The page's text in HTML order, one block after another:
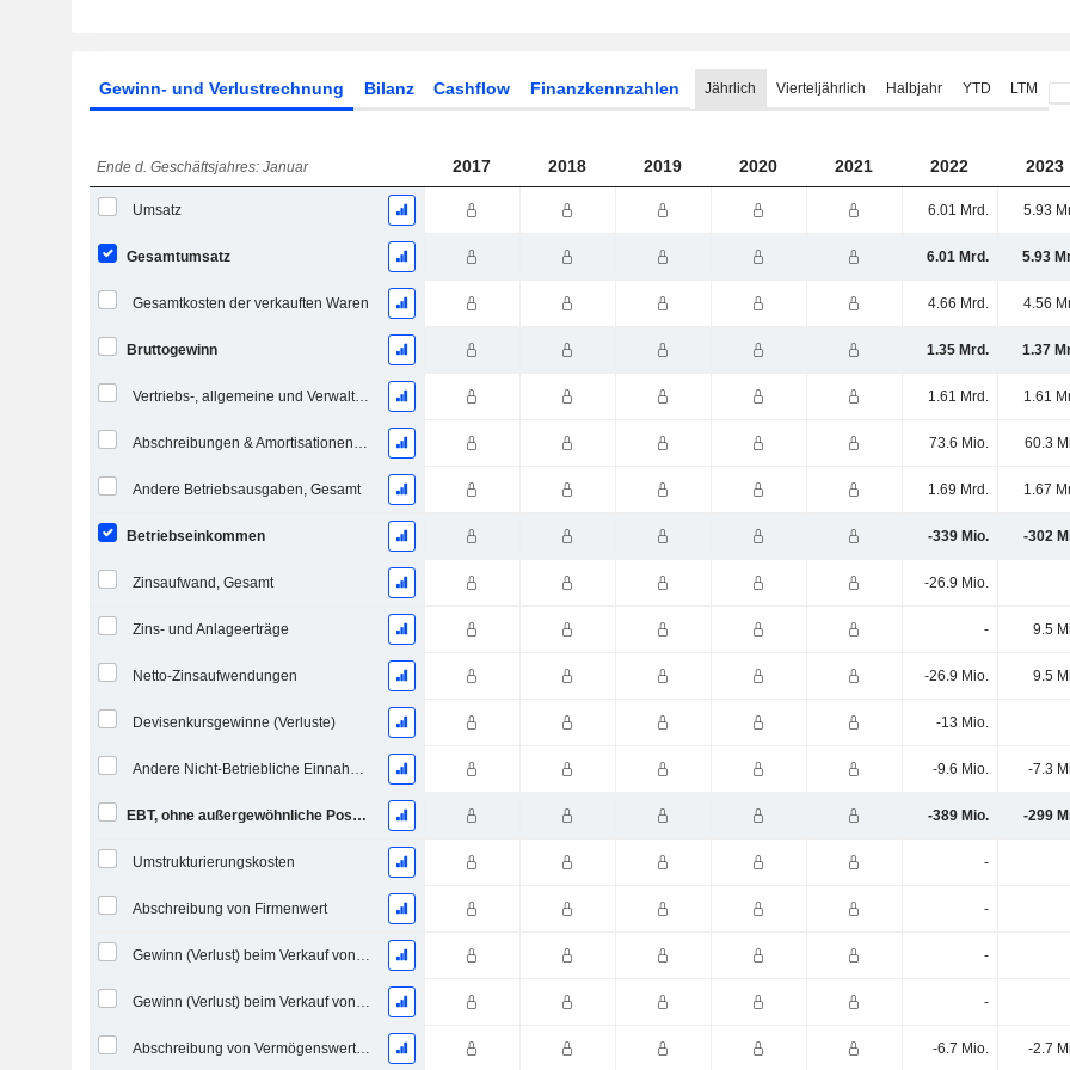
Gewinn- und Verlustrechnung Bilanz Cashflow Finanzkennzahlen Jährlich Vierteljährlich Halbjahr YTD LTM
Ende d. Geschäftsjahres: Januar 2017 2018 2019 2020 2021 2022 2023
Umsatz 6.01 Mrd. 5.93
Gesamtumsatz 6.01 Mrd. 5.93
Gesamtkosten der verkauften Waren 4.66 Mrd. 4.56
Bruttogewinn 1.35 Mrd. 1.37
Vertriebs-, allgemeine und Verwaltungskosten, Gesamt 1.61 Mrd. 1.61
Abschreibungen & Amortisationen - (GuV) 73.6 Mio. 60.3
Andere Betriebsausgaben, Gesamt 1.69 Mrd. 1.67
Betriebseinkommen -339 Mio. -302
Zinsaufwand, Gesamt -26.9 Mio.
Zins- und Anlageerträge - 9.5
Netto-Zinsaufwendungen -26.9 Mio. 9.5
Devisenkursgewinne (Verluste) -13 Mio.
Andere Nicht-Betriebliche Einnahmen (Ausgaben) -9.6 Mio. -7.3
EBT, ohne außergewöhnliche Posten -389 Mio. -299
Umstrukturierungskosten -
Abschreibung von Firmenwert -
Gewinn (Verlust) beim Verkauf von Investitionen -
Gewinn (Verlust) beim Verkauf von Vermögenswerten -
Abschreibung von Vermögenswerten -6.7 Mio. -2.7